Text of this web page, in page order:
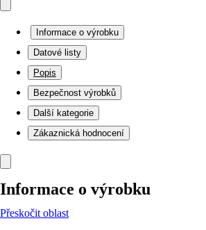
Informace o výrobku
Datové listy
Popis
Bezpečnost výrobků
Další kategorie
Zákaznická hodnocení
Informace o výrobku
Přeskočit oblast